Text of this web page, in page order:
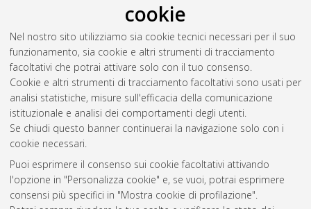
cookie
Nel nostro sito utilizziamo sia cookie tecnici necessari per il suo
funzionamento, sia cookie e altri strumenti di tracciamento
facoltativi che potrai attivare solo con il tuo consenso.
Cookie e altri strumenti di tracciamento facoltativi sono usati per
analisi statistiche, misure sull'efficacia della comunicazione
istituzionale e analisi dei comportamenti degli utenti.
Se chiudi questo banner continuerai la navigazione solo con i
cookie necessari.
Puoi esprimere il consenso sui cookie facoltativi attivando
l'opzione in "Personalizza cookie" e, se vuoi, potrai esprimere
consensi più specifici in "Mostra cookie di profilazione".
(2007)Ivan Alekseevic Bunin: immagini
d'amore attraverso "Viali oscuri" , [Dissertation thesis], Alma
Mater Studiorum Università di Bologna. Dottorato di ricerca in
Scienza della traduzione, 18 Ciclo.
Questa lista e' stata generata il Thu Aug 6 20:33:22 2026
Atom
Rss 1.0
Rss 2.0